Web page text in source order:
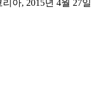
아, 2015년 4월 27일